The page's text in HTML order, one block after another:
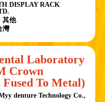
DISPLAY RACK
其他
灣
Laboratory
Crown
To Metal)
denture Technology Co.,